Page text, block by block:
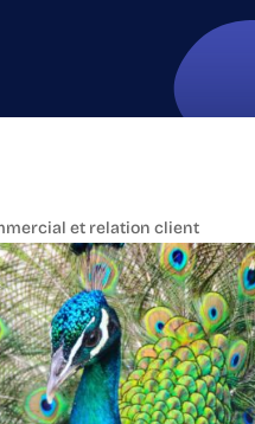
et relation client